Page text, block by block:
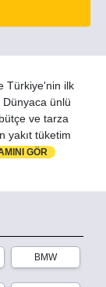
Türkiye'nin ilk
Dünyaca ünlü
ve tarza
yakıt tüketim
GÖR
BMW